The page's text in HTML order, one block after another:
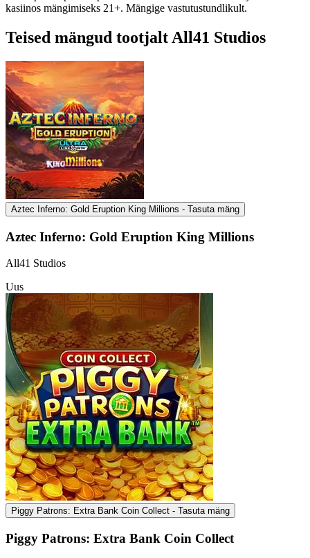
kasiinos mängimiseks 21+. Mängige vastutustundlikult.
Teised mängud tootjalt All41 Studios
Aztec Inferno: Gold Eruption King Millions - Tasuta mäng
Aztec Inferno: Gold Eruption King Millions
All41 Studios
Uus
Piggy Patrons: Extra Bank Coin Collect - Tasuta mäng
Piggy Patrons: Extra Bank Coin Collect